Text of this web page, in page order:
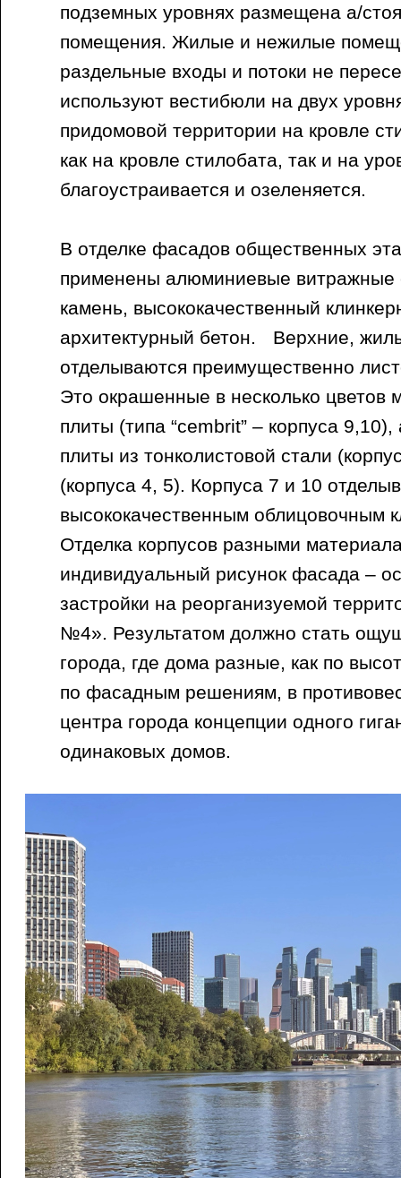
подземных уровнях размещена а/
помещения. Жилые и нежилые
раздельные входы и потоки не
используют вестибюли на двух
придомовой территории на кровле
как на кровле стилобата, так и на
благоустраивается и озеленяется.
В отделке фасадов общественных
применены алюминиевые витражные
камень, высококачественный
архитектурный бетон. Верхние,
отделываются преимущественно
Это окрашенные в несколько цветов
плиты (типа “cembrit” – корпуса
плиты из тонколистовой стали
(корпуса 4, 5). Корпуса 7 и 10
высококачественным облицовочным
Отделка корпусов разными
индивидуальный рисунок фасада –
застройки на реорганизуемой
№4». Результатом должно стать
города, где дома разные, как по
по фасадным решениям, в
центра города концепции одного
одинаковых домов.